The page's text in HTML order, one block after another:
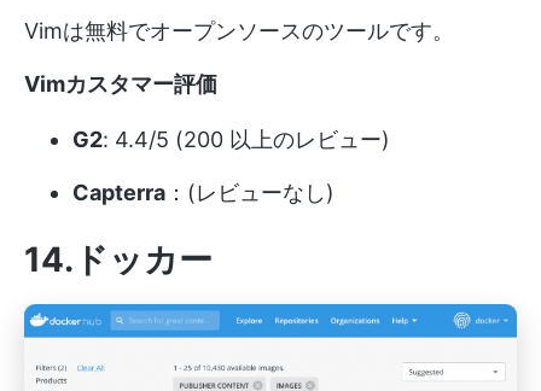
Vimは無料でオープンソースのツールです。
Vimカスタマー評価
G2: 4.4/5 (200 以上のレビュー)
Capterra ：(レビューなし)
14.ドッカー